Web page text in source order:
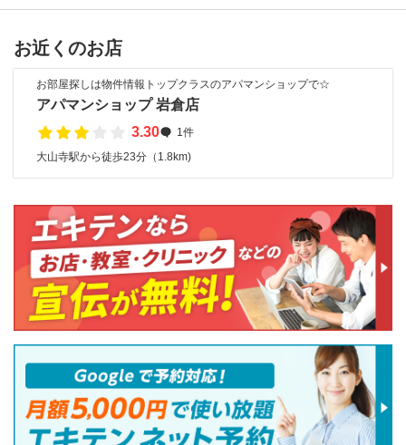
お近くのお店
お部屋探しは物件情報トップクラスのアパマンショップで☆
アパマンショップ 岩倉店
3.30
1件
大山寺駅から徒歩23分（1.8km)